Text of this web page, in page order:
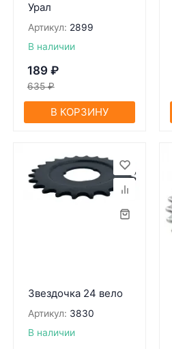
Урал
Артикул: 2899
В наличии
189 ₽
635 ₽
В КОРЗИНУ
Звездочка 24 вело
Артикул: 3830
В наличии